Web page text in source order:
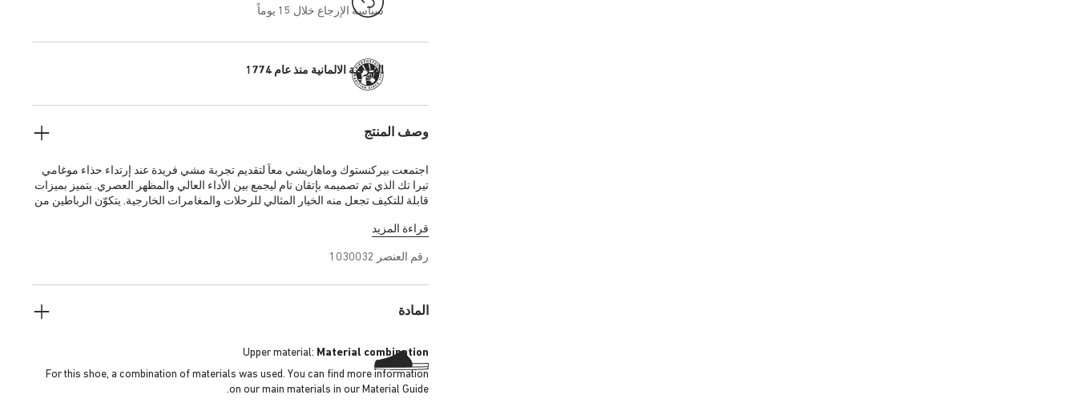
سياسة الإرجاع خلال 15 يوماً
الحرفية الالمانية منذ عام 1774
وصف المنتج
اجتمعت بيركنستوك وماهاريشي معاً لتقديم تجربة مشي فريدة عند إرتداء حذاء موغامي
تيرا تك الذي تم تصميمه بإتقان تام ليجمع بين الأداء العالي والمظهر العصري. يتميز بميزات
قابلة للتكيف تجعل منه الخيار المثالي للرحلات والمغامرات الخارجية. يتكوّن الرباطين من
الأداء ويمثل قطعة زينة في الوسط. في أسفله، تم إضفاء الثبات والحماية لنعل البولي
قراءة المزيد
رقم العنصر 1030032
المادة
Upper material: Material combination
For this shoe, a combination of materials was used. You can find more information
on our main materials in our Material Guide.